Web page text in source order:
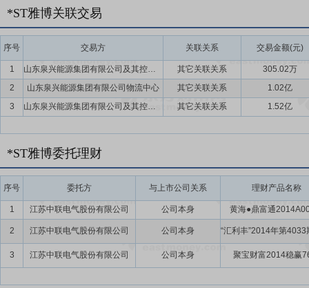
*ST雅博关联交易
序号 交易方 关联关系 交易金额(元)
1 山东泉兴能源集团有限公司及其控制的下属子公司 其它关联关系
305.02万
2
山东泉兴能源集团有限公司物流中心 其它关联关系
1.02亿
3
山东泉兴能源集团有限公司及其控制的下属子公司 其它关联关系 1.52亿
*ST雅博委托理财
序号 委托方 与上市公司关系 理财产品名称
1 江苏中联电气股份有限公司 公司本身 黄海●鼎富通
2 江苏中联电气股份有限公司 公司本身
3 江苏中联电气股份有限公司 公司本身 聚宝财富2014稳赢